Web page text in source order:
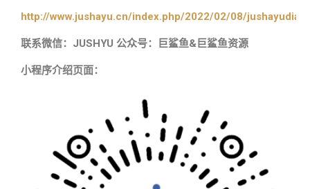
http://www.jushayu.cn/index.php/2022/02/08/
联系微信：JUSHYU 公众号：巨鲨鱼&巨鲨鱼资源
小程序介绍页面：